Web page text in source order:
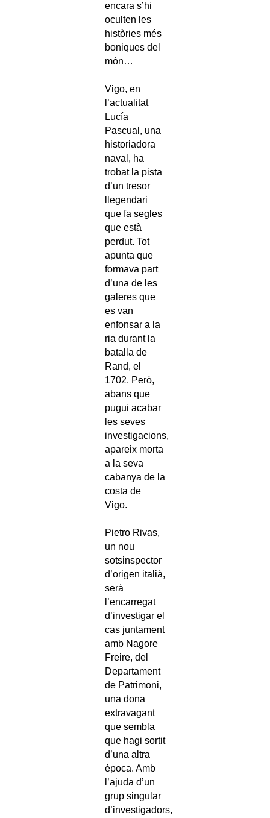
encara s’hi
oculten les
històries més
boniques del
món…
Vigo, en
l’actualitat
Lucía
Pascual, una
historiadora
naval, ha
trobat la pista
d’un tresor
llegendari
que fa segles
que està
perdut. Tot
apunta que
formava part
d’una de les
galeres que
es van
enfonsar a la
ria durant la
batalla de
Rand, el
1702. Però,
abans que
pugui acabar
les seves
investigacions,
apareix morta
a la seva
cabanya de la
costa de
Vigo.
Pietro Rivas,
un nou
sotsinspector
d’origen italià,
serà
l’encarregat
d’investigar el
cas juntament
amb Nagore
Freire, del
Departament
de Patrimoni,
una dona
extravagant
que sembla
que hagi sortit
d’una altra
època. Amb
l’ajuda d’un
grup singular
d’investigadors,